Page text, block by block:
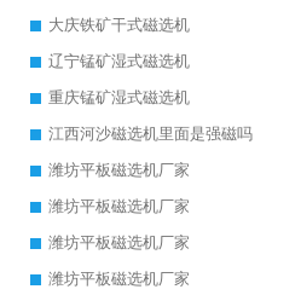
大庆铁矿干式磁选机
辽宁锰矿湿式磁选机
重庆锰矿湿式磁选机
江西河沙磁选机里面是强磁吗
潍坊平板磁选机厂家
潍坊平板磁选机厂家
潍坊平板磁选机厂家
潍坊平板磁选机厂家